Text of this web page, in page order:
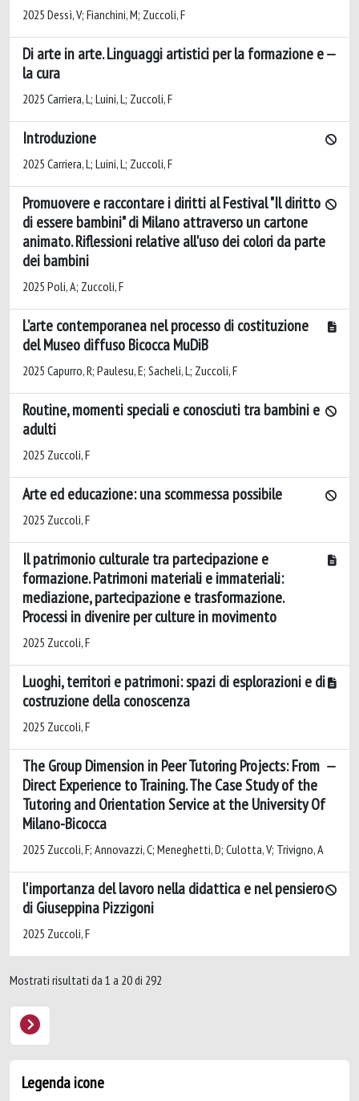
2025 Dessì, V; Fianchini, M; Zuccoli, F
Di arte in arte. Linguaggi artistici per la formazione e
la cura
2025 Carriera, L; Luini, L; Zuccoli, F
Introduzione
2025 Carriera, L; Luini, L; Zuccoli, F
Promuovere e raccontare i diritti al Festival "Il diritto
di essere bambini" di Milano attraverso un cartone
animato. Riflessioni relative all'uso dei colori da parte
dei bambini
2025 Poli, A; Zuccoli, F
L’arte contemporanea nel processo di costituzione
del Museo diffuso Bicocca MuDiB
2025 Capurro, R; Paulesu, E; Sacheli, L; Zuccoli, F
Routine, momenti speciali e conosciuti tra bambini e
adulti
2025 Zuccoli, F
Arte ed educazione: una scommessa possibile
2025 Zuccoli, F
Il patrimonio culturale tra partecipazione e
formazione. Patrimoni materiali e immateriali:
mediazione, partecipazione e trasformazione.
Processi in divenire per culture in movimento
2025 Zuccoli, F
Luoghi, territori e patrimoni: spazi di esplorazioni e di
costruzione della conoscenza
2025 Zuccoli, F
The Group Dimension in Peer Tutoring Projects: From
Direct Experience to Training. The Case Study of the
Tutoring and Orientation Service at the University Of
Milano-Bicocca
2025 Zuccoli, F; Annovazzi, C; Meneghetti, D; Culotta, V; Trivigno, A
l'importanza del lavoro nella didattica e nel pensiero
di Giuseppina Pizzigoni
2025 Zuccoli, F
Mostrati risultati da 1 a 20 di 292
Legenda icone